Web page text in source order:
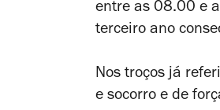
entre as 08.00 e
terceiro ano
Nos troços já
e socorro e de